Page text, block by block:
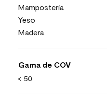
Mampostería
Yeso
Madera
Gama de COV
< 50